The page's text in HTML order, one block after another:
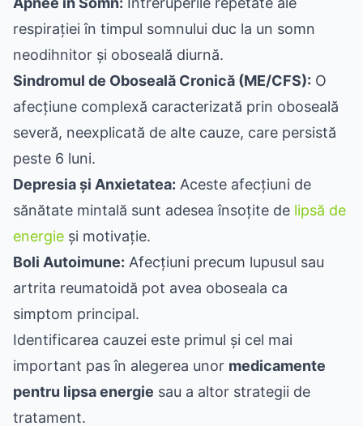
respirației în timpul somnului duc la un somn
neodihnitor și oboseală diurnă.
Sindromul de Oboseală Cronică (ME/CFS): O
afecțiune complexă caracterizată prin oboseală
severă, neexplicată de alte cauze, care persistă
peste 6 luni.
Depresia și Anxietatea: Aceste afecțiuni de
sănătate mintală sunt adesea însoțite de lipsă de
energie și motivație.
Boli Autoimune: Afecțiuni precum lupusul sau
artrita reumatoidă pot avea oboseala ca
simptom principal.
Identificarea cauzei este primul și cel mai
important pas în alegerea unor medicamente
pentru lipsa energie sau a altor strategii de
tratament.